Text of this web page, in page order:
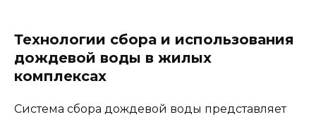
Технологии сбора и использования
дождевой воды в жилых
комплексах
Система сбора дождевой воды представляет